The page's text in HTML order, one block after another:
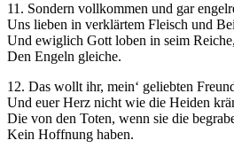
11. Sondern vollkommen und gar
Uns lieben in verklärtem Fleisch und
Und ewiglich Gott loben in seim Reiche,
Den Engeln gleiche.
12. Das wollt ihr, mein‘ geliebten
Und euer Herz nicht wie die Heiden
Die von den Toten, wenn sie die
Kein Hoffnung haben.